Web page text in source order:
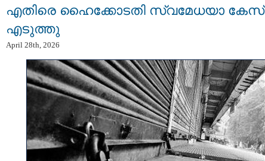
എതിരെ ഹൈക്കോടതി സ്വമേധയാ കേസ്
എടുത്തു
April 28th, 2026